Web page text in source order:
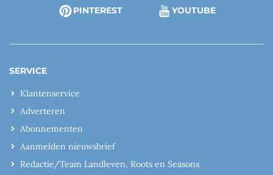
PINTEREST YOUTUBE
SERVICE
Klantenservice
Adverteren
Abonnementen
Aanmelden nieuwsbrief
Redactie/Team Landleven, Roots en Seasons